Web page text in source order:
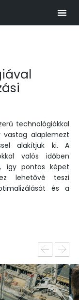
technológiákkal
vastag alaplemezt
alakítjuk ki. A
valós időben
így pontos képet
lehetővé teszi
és a